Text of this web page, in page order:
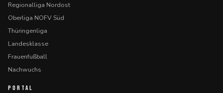
Regionalliga Nordost
Oberliga NOFV Süd
Thüringenliga
Landesklasse
Frauenfußball
Nachwuchs
PORTAL